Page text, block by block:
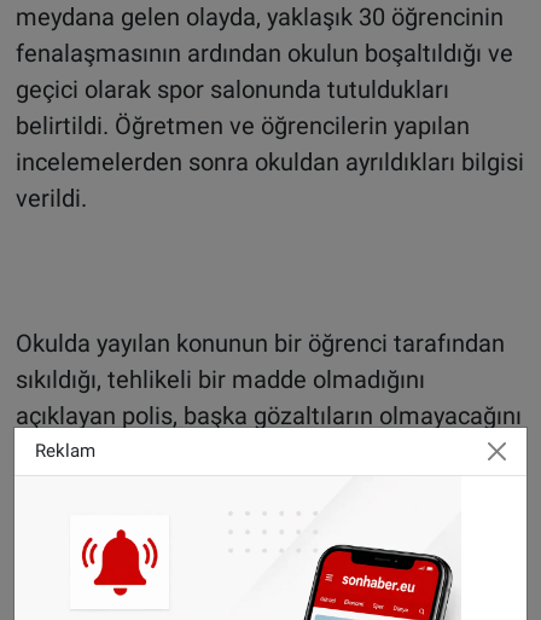
meydana gelen olayda, yaklaşık 30 öğrencinin
fenalaşmasının ardından okulun boşaltıldığı ve
geçici olarak spor salonunda tutuldukları
belirtildi. Öğretmen ve öğrencilerin yapılan
incelemelerden sonra okuldan ayrıldıkları bilgisi
verildi.
Okulda yayılan konunun bir öğrenci tarafından
sıkıldığı, tehlikeli bir madde olmadığını
açıklayan polis, başka gözaltıların olmayacağını
açıkladı.
SONHABER.EU
Reklam